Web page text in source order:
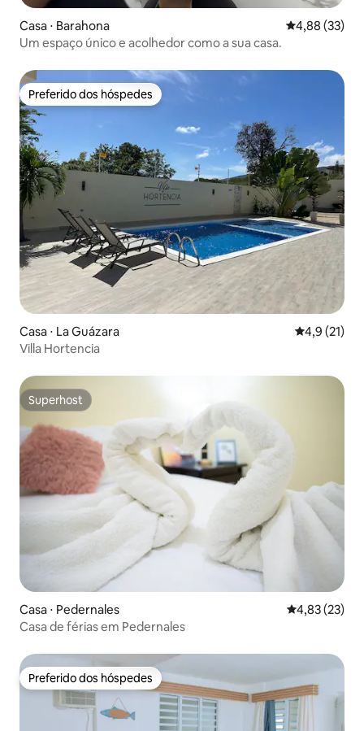
Casa ⋅ Barahona 4,88 de uma
4,88 (33)
Um espaço único e acolhedor como a sua casa.
Preferido dos hóspedes
Preferido dos hóspedes
Casa ⋅ La Guázara 4,9 de uma
4,9 (21)
Villa Hortencia
Superhost
Superhost
Casa ⋅ Pedernales 4,83 de uma
4,83 (23)
Casa de férias em Pedernales
Preferido dos hóspedes
Preferido dos hóspedes